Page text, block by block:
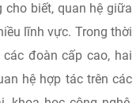
cho biết, quan hệ giữa
lĩnh vực. Trong thời
đoàn cấp cao, hai
hệ hợp tác trên các